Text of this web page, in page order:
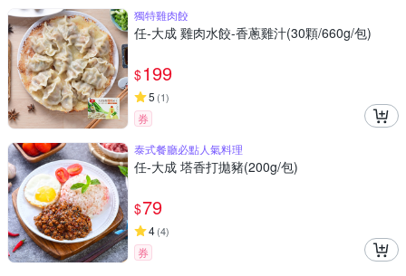
獨特雞肉餃
任-大成 雞肉水餃-香蔥雞汁(30顆/660g/包)
$199
5 (1)
券
泰式餐廳必點人氣料理
任-大成 塔香打拋豬(200g/包)
$79
4(4)
券